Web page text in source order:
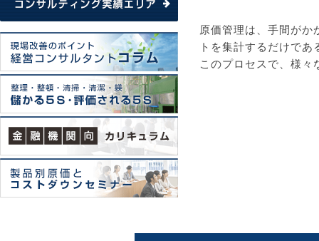
原価管理は、手間が
トを集計するだけであ
このプロセスで、様